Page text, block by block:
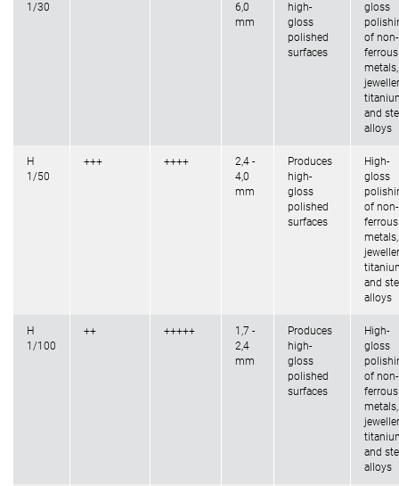
1/30
6,0
mm
high-
gloss
polished
surfaces
gloss
of non-
ferrous
metals,
and
alloys
H
1/50
+++ ++++
2,4 -
4,0
mm
Produces
high-
gloss
polished
surfaces
High-
gloss
of non-
ferrous
metals,
and
alloys
H
1/100
++ +++++
1,7 -
2,4
mm
Produces
high-
gloss
polished
surfaces
High-
gloss
of non-
ferrous
metals,
and
alloys